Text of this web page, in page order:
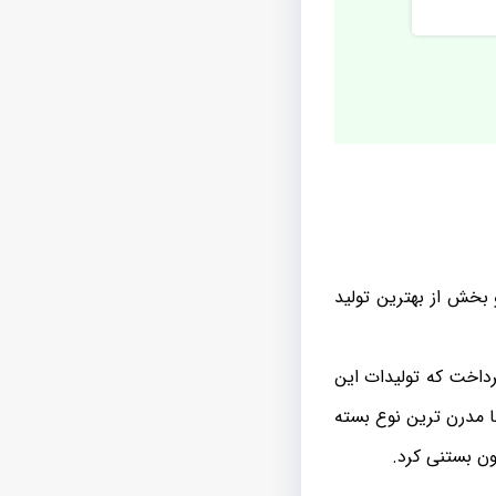
از بهترین تولید
که تولیدات این
مدرن ترین نوع بسته
بستنی کرد.